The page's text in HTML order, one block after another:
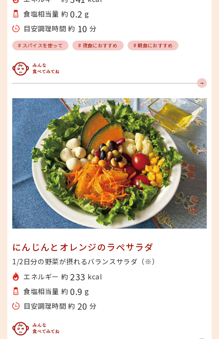
食塩相当量 約 0.2 g
目安調理時間 約 10 分
# スパイスを使って # 夜食におすすめ # 朝食におすすめ
みんな食べてみてね
にんじんとオレンジのラぺサラダ
1/2日分の野菜が摂れるバランスサラダ（※）
エネルギー 約 233 kcal
食塩相当量 約 0.9 g
目安調理時間 約 20 分